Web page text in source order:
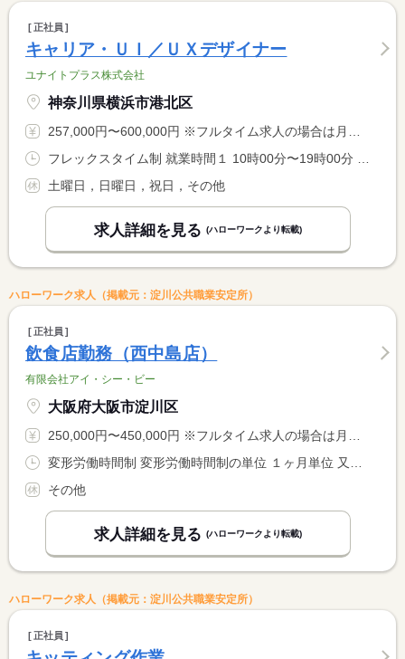
正社員
キャリア・ＵＩ／ＵＸデザイナー
ユナイトプラス株式会社
神奈川県横浜市港北区
257,000円〜600,000円 ※フルタイム求人の場合は月額（換算額）、パート求人の場合は時間額を表示しています。
土曜日，日曜日，祝日，その他
求人詳細を見る (ハローワークより転載)
ハローワーク求人（掲載元：淀川公共職業安定所）
正社員
飲食店勤務（西中島店）
有限会社アイ・シー・ビー
大阪府大阪市淀川区
250,000円〜450,000円 ※フルタイム求人の場合は月額（換算額）、パート求人の場合は時間額を表示しています。
その他
求人詳細を見る (ハローワークより転載)
ハローワーク求人（掲載元：淀川公共職業安定所）
正社員